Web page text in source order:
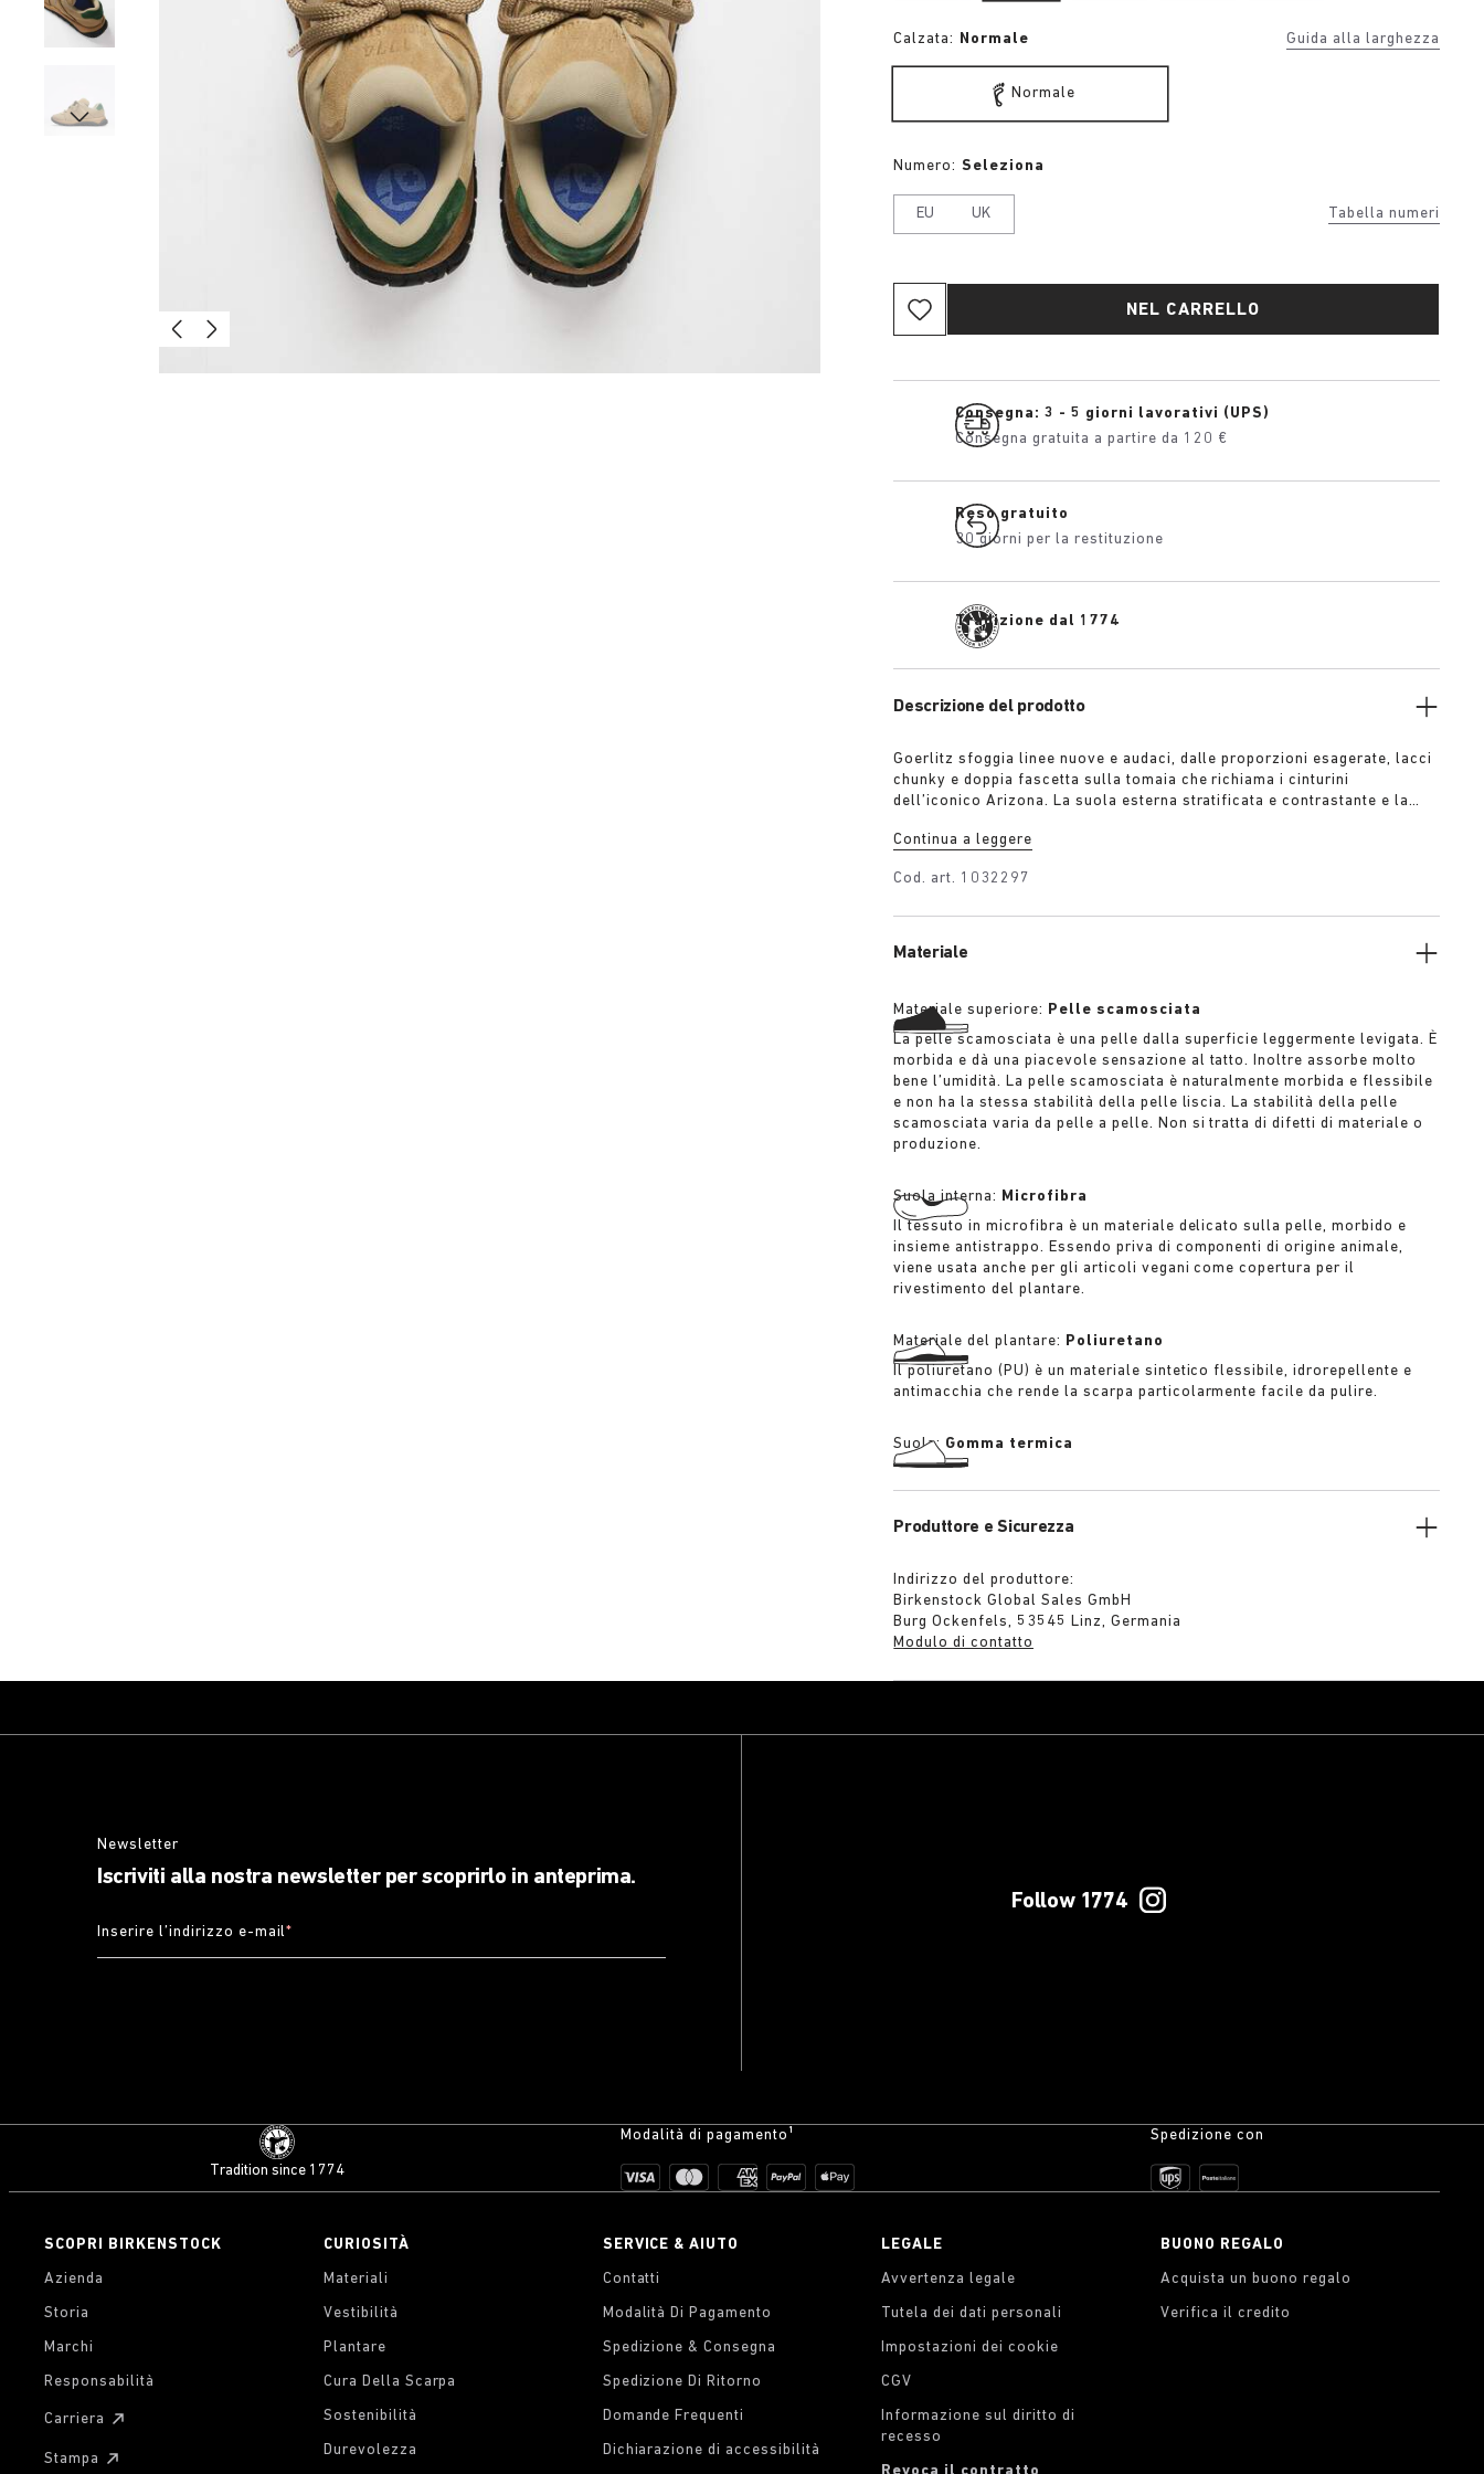
Calzata: Normale Guida alla larghezza
Normale
Tabella numeri
Numero: Seleziona
EU UK
NEL CARRELLO
Consegna: 3 - 5 giorni lavorativi (UPS)
Consegna gratuita a partire da 120 €
Reso gratuito
30 giorni per la restituzione
Tradizione dal 1774
Descrizione del prodotto
Goerlitz sfoggia linee nuove e audaci, dalle proporzioni esagerate, lacci
chunky e doppia fascetta sulla tomaia che richiama i cinturini
dell’iconico Arizona. La suola esterna stratificata e contrastante e la
mentre la pelle scamosciata in colore tono su tono aggiunge profondità,
Continua a leggere
Cod. art. 1032297
Materiale
Materiale superiore: Pelle scamosciata
La pelle scamosciata è una pelle dalla superficie leggermente levigata. È
morbida e dà una piacevole sensazione al tatto. Inoltre assorbe molto
bene l’umidità. La pelle scamosciata è naturalmente morbida e flessibile
e non ha la stessa stabilità della pelle liscia. La stabilità della pelle
scamosciata varia da pelle a pelle. Non si tratta di difetti di materiale o
produzione.
Suola interna: Microfibra
Il tessuto in microfibra è un materiale delicato sulla pelle, morbido e
insieme antistrappo. Essendo priva di componenti di origine animale,
viene usata anche per gli articoli vegani come copertura per il
rivestimento del plantare.
Materiale del plantare: Poliuretano
Il poliuretano (PU) è un materiale sintetico flessibile, idrorepellente e
antimacchia che rende la scarpa particolarmente facile da pulire.
Suola: Gomma termica
Produttore e Sicurezza
Indirizzo del produttore:
Birkenstock Global Sales GmbH
Burg Ockenfels, 53545 Linz, Germania
Modulo di contatto
Newsletter
Iscriviti alla nostra newsletter per scoprirlo in anteprima.
Inserire l’indirizzo e-mail*
Follow 1774
Tradition since 1774
Modalità di pagamento¹ Spedizione con
SCOPRI BIRKENSTOCK
Azienda
Storia
Marchi
Responsabilità
Carriera
Stampa
CURIOSITÀ
Materiali
Vestibilità
Plantare
Cura Della Scarpa
Sostenibilità
Durevolezza
SERVICE & AIUTO
Contatti
Modalità Di Pagamento
Spedizione & Consegna
Spedizione Di Ritorno
Domande Frequenti
Dichiarazione di accessibilità
LEGALE
Avvertenza legale
Tutela dei dati personali
Impostazioni dei cookie
CGV
Informazione sul diritto di
recesso
BUONO REGALO
Acquista un buono regalo
Verifica il credito